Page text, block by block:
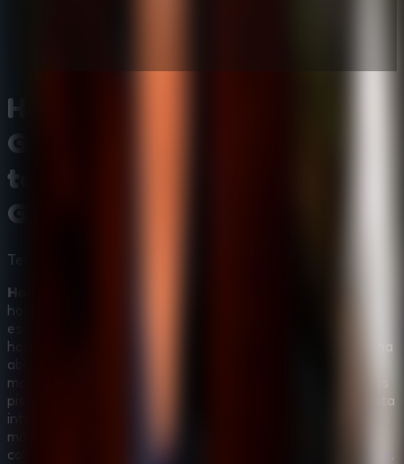
Horror Hospital Escape
Granny Game - Escape de
terror en el hospital de
Granny
Terror
Horror Hospital Escape Granny Game
hospital embrujado donde cada pasillo oscuro parece
esconder un peligro. Estás atrapado en un siniestro
hospital-hogar con un carnicero amarillo del vecindario, una
abuela monja y amenazas fantasmales que vigilan cada
movimiento. Explora las habitaciones con cuidado, sigue las
pistas, sobrevive a la pesadilla y encuentra la salida en esta
intensa experiencia de
más desafíos terroríficos al estilo Granny, visita nuestra
colección de